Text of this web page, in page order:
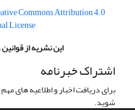
Commons Attribution 4.0
License
این نشریه از قوانین COPE پیروی می کند
اشتراک خبرنامه
برای دریافت اخبار و اطلاعیه های
شوید.